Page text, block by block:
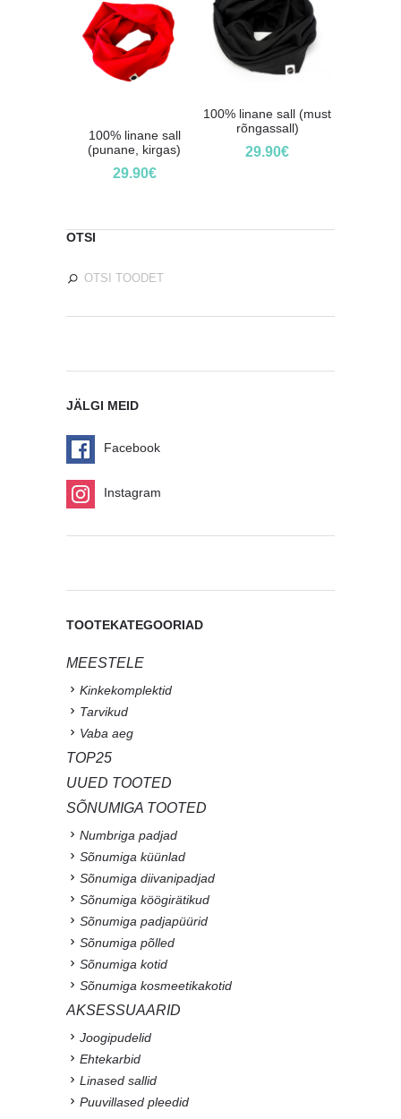
100% linane sall
(punane, kirgas)
29.90€
100% linane sall (must
rõngassall)
29.90€
OTSI
JÄLGI MEID
Facebook
Instagram
TOOTEKATEGOORIAD
MEESTELE
Kinkekomplektid
Tarvikud
Vaba aeg
TOP25
UUED TOOTED
SÕNUMIGA TOOTED
Numbriga padjad
Sõnumiga küünlad
Sõnumiga diivanipadjad
Sõnumiga köögirätikud
Sõnumiga padjapüürid
Sõnumiga põlled
Sõnumiga kotid
Sõnumiga kosmeetikakotid
AKSESSUAARID
Joogipudelid
Ehtekarbid
Linased sallid
Puuvillased pleedid